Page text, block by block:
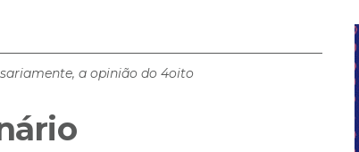
a opinião do 4oito